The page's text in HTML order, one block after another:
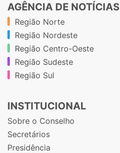
AGÊNCIA DE NOTÍCIAS
Região Norte
Região Nordeste
Região Centro-Oeste
Região Sudeste
Região Sul
INSTITUCIONAL
Sobre o Conselho
Secretários
Presidência